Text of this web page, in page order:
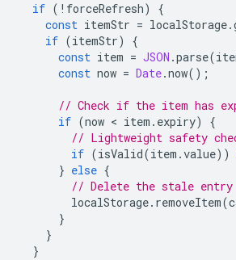
if ( ! forceRefresh)
{
const itemStr = localStorage.
if (itemStr)
{
const item = JSON .parse(
const now = Date.now();
// Check if the item has
if (now < item . expiry)
{
// Lightweight safety
if (isValid(item .value))
} else {
// Delete the stale entry
localStorage. removeItem(
}
}
}